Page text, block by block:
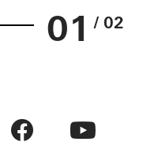
01 / 02